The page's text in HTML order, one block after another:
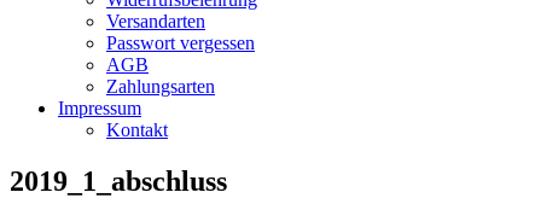
Versandarten
Passwort vergessen
AGB
Zahlungsarten
Impressum
Kontakt
2019_1_abschluss